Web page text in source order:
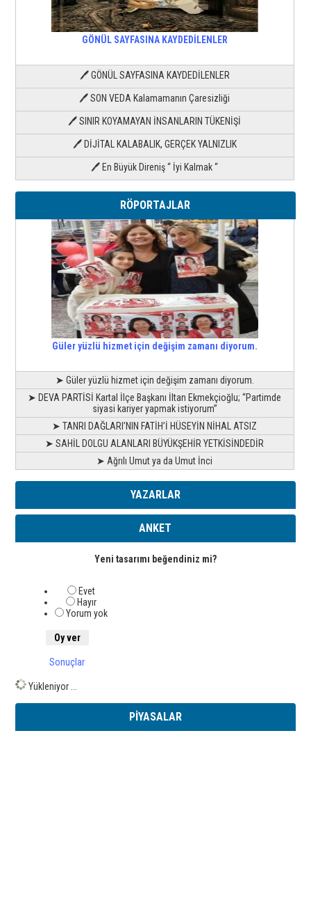
GÖNÜL SAYFASINA KAYDEDİLENLER
🖊 GÖNÜL SAYFASINA KAYDEDİLENLER
🖊 SON VEDA Kalamamanın Çaresizliği
🖊 SINIR KOYAMAYAN İNSANLARIN TÜKENİŞİ
🖊 DİJİTAL KALABALIK, GERÇEK YALNIZLIK
🖊 En Büyük Direniş “ İyi Kalmak “
RÖPORTAJLAR
Güler yüzlü hizmet için değişim zamanı diyorum.
➤ Güler yüzlü hizmet için değişim zamanı diyorum.
➤ DEVA PARTİSİ Kartal İlçe Başkanı İltan Ekmekçioğlu; “Partimde
siyasi kariyer yapmak istiyorum”
➤ TANRI DAĞLARI’NIN FATİH’İ HÜSEYİN NİHAL ATSIZ
➤ SAHİL DOLGU ALANLARI BÜYÜKŞEHİR YETKİSİNDEDİR
➤ Ağrılı Umut ya da Umut İnci
YAZARLAR
ANKET
Yeni tasarımı beğendiniz mi?
Evet
Hayır
Yorum yok
Sonuçlar
Yükleniyor ...
PİYASALAR